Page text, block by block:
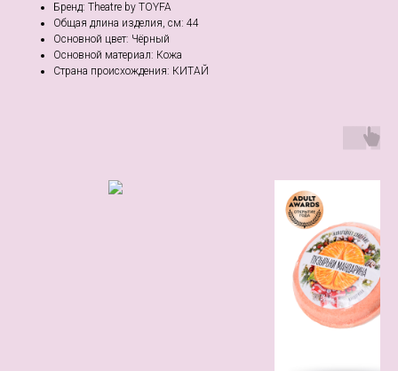
Бренд: Theatre by TOYFA
Общая длина изделия, см: 44
Основной цвет: Чёрный
Основной материал: Кожа
Страна происхождения: КИТАЙ